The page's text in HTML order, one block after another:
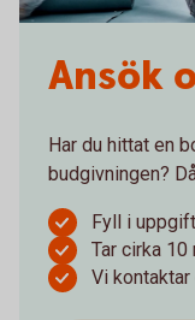
Ansök
Har du hittat en
budgivningen?
Fyll i
Tar cirka 10
Vi